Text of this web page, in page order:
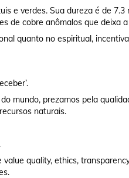
e verdes. Sua dureza é de 7.3
de cobre anômalos que deixa
quanto no espiritual,
mundo, prezamos pela
naturais.
quality, ethics,